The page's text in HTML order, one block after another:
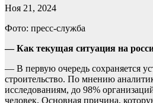
Ноя 21, 2024
Фото: пресс-служба
— Как текущая ситуация на
— В первую очередь сохраняется
строительство. По мнению
исследованиям, до 98%
человек. Основная причина,